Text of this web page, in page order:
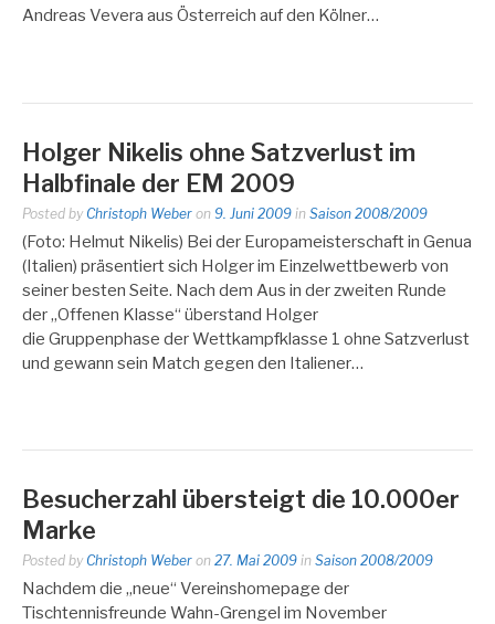
Andreas Vevera aus Österreich auf den Kölner…
Holger Nikelis ohne Satzverlust im
Halbfinale der EM 2009
Posted by Christoph Weber on 9. Juni 2009 in Saison 2008/2009
(Foto: Helmut Nikelis) Bei der Europameisterschaft in Genua
(Italien) präsentiert sich Holger im Einzelwettbewerb von
seiner besten Seite. Nach dem Aus in der zweiten Runde
der „Offenen Klasse“ überstand Holger
die Gruppenphase der Wettkampfklasse 1 ohne Satzverlust
und gewann sein Match gegen den Italiener…
Besucherzahl übersteigt die 10.000er
Marke
Posted by Christoph Weber on 27. Mai 2009 in Saison 2008/2009
Nachdem die „neue“ Vereinshomepage der
Tischtennisfreunde Wahn-Grengel im November